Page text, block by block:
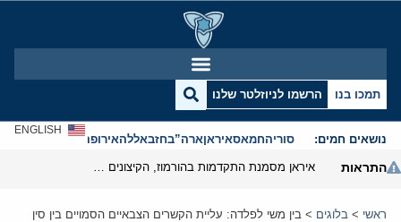
תמכו בנו הרשמו לניוזלטר שלנו
נושאים חמים: סוריהחמאסאיראןארה”בחזבאללהאירופהאנטישמיות
ENGLISH
התראות
ראשי > בלוגים > בין משי לפלדה: עליית הקשרים הצבאיים הסמויים בין סין